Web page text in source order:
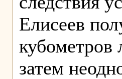
Елисеев
кубометров
затем